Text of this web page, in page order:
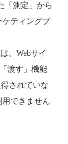
「測定」から
ケティングプ
、Webサイ
渡す」機能
されていな
できません